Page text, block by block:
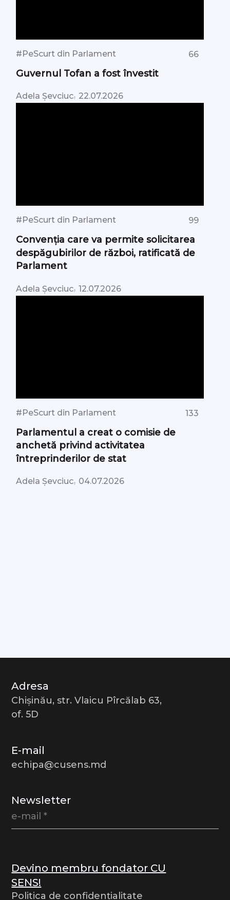
#PeScurt din Parlament 66
Guvernul Tofan a fost învestit
Adela Șevciuc, 22.07.2026
#PeScurt din Parlament 99
Convenția care va permite solicitarea
despăgubirilor de război, ratificată de
Parlament
Adela Șevciuc,12.07.2026
#PeScurt din Parlament 133
Parlamentul a creat o comisie de
anchetă privind activitatea
întreprinderilor de stat
Adela Șevciuc, 04.07.2026
Adresa
Chișinău, str. Vlaicu Pîrcălab 63,
of. 5D
E-mail
echipa@cusens.md
Newsletter
Devino membru fondator CU
SENS!
Politica de confidențialitate